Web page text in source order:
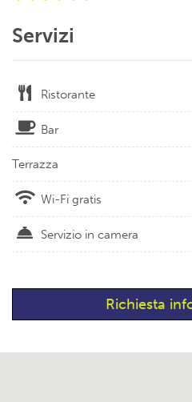
Servizi
Ristorante
Bar
Terrazza
Wi-Fi gratis
Servizio in camera
Richiesta